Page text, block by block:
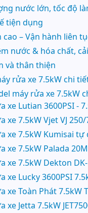
nước lớn, tốc độ
tiện dụng
– Vận hành liên
nước & hóa chất,
và thân thiện
rửa xe 7.5kW chi
máy rửa xe 7.5kW
xe Lutian 3600PSI -
xe 7.5kW Vjet VJ 250/
xe 7.5kW Kumisai
xe 7.5kW Palada
xe 7.5kW Dekton
xe Lucky 3600PSI
xe Toàn Phát 7.5kW
xe Jetta 7.5kW